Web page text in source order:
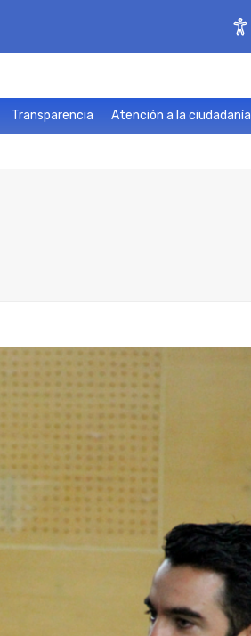
Transparencia Atención a la ciudadanía